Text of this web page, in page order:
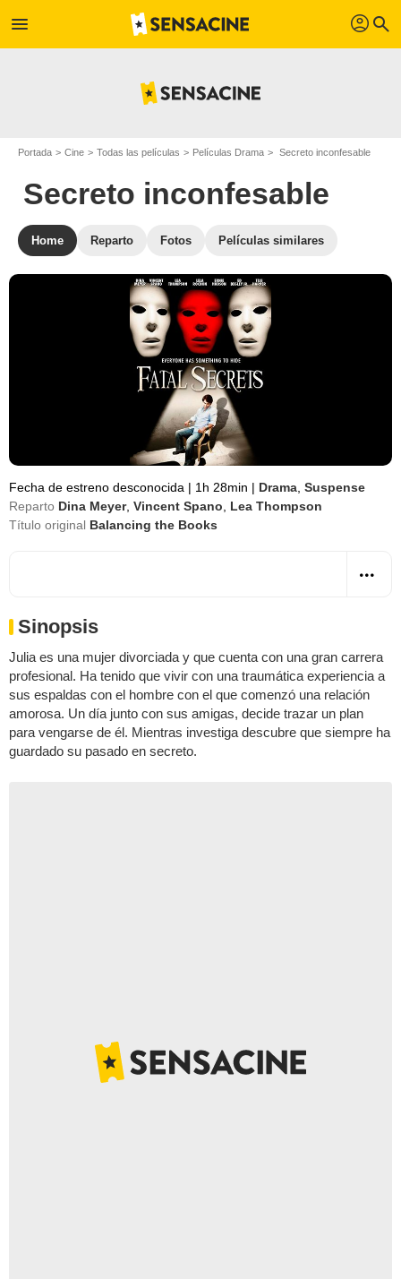
menu profil search
Portada Cine Todas las películas Películas Drama Secreto inconfesable
Secreto inconfesable
Home Reparto Fotos Películas similares
Fecha de estreno desconocida | 1h 28min | Drama Suspense
Reparto Dina Meyer, Vincent Spano
Lea Thompson
Título original Balancing the Books
Sinopsis
Julia es una mujer divorciada y que cuenta con una gran carrera
profesional. Ha tenido que vivir con una traumática experiencia a
sus espaldas con el hombre con el que comenzó una relación
amorosa. Un día junto con sus amigas, decide trazar un plan
para vengarse de él. Mientras investiga descubre que siempre ha
guardado su pasado en secreto.